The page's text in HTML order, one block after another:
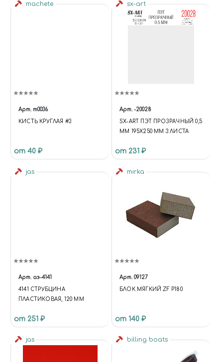
machete
Арт. m0036
КИСТЬ КРУГЛАЯ #3
от 40 ₽
sx-art
Арт. -20028
SX-ART ПЭТ ПРОЗРАЧНЫЙ 0,5
ММ 195Х250 ММ 3 ЛИСТА
от 231 ₽
jas
Арт. аэ-4141
4141 СТРУБЦИНА
ПЛАСТИКОВАЯ, 120 ММ
от 251 ₽
mirka
Арт. 09127
БЛОК МЯГКИЙ ZF P180
от 140 ₽
jas billing boats